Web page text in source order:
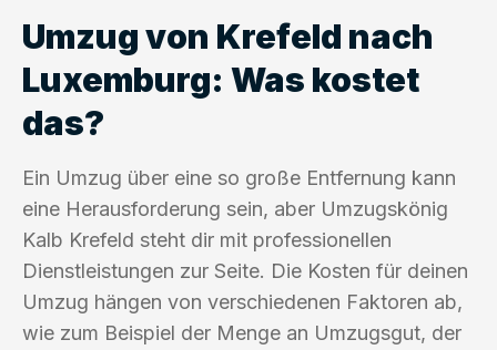
Umzug von Krefeld nach
Luxemburg: Was kostet
das?
Ein Umzug über eine so große Entfernung kann
eine Herausforderung sein, aber Umzugskönig
Kalb Krefeld steht dir mit professionellen
Dienstleistungen zur Seite. Die Kosten für deinen
Umzug hängen von verschiedenen Faktoren ab,
wie zum Beispiel der Menge an Umzugsgut, der